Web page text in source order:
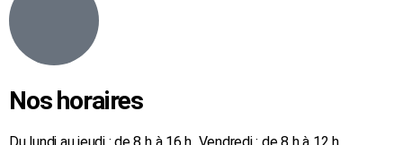
Nos horaires
Du lundi au jeudi : de 8 h à 16 h Vendredi : de 8 h à 12 h